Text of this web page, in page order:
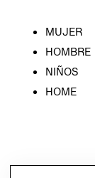
MUJER
HOMBRE
NIÑOS
HOME